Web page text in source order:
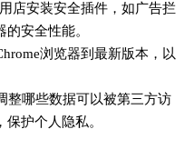
店安装安全插件，如广告拦
安全性能。
浏览器到最新版本，以
整哪些数据可以被第三方访
护个人隐私。